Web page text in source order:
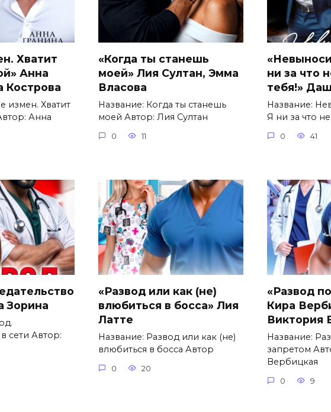
Хватит
Анна
Кострова
измен. Хватит
Анна
«Когда ты станешь
моей» Лия Султан, Эмма
Власова
Название: Когда ты станешь
моей Автор: Лия Султан
0 11
ни за что
тебя!»
Название:
Я ни за что
0 41
Зорина
сети Автор:
«Развод или как (не)
влюбиться в босса» Лия
Латте
Название: Развод или как (не)
влюбиться в босса Автор
0 20
«Развод
Кира
Виктория
Название:
запретом
Вербицкая
0 9